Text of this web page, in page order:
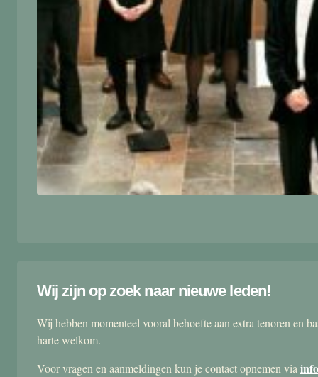
Wij zijn op zoek naar nieuwe leden!
Wij hebben momenteel vooral behoefte aan extra tenoren en
harte welkom.
Voor vragen en aanmeldingen kun je contact opnemen via